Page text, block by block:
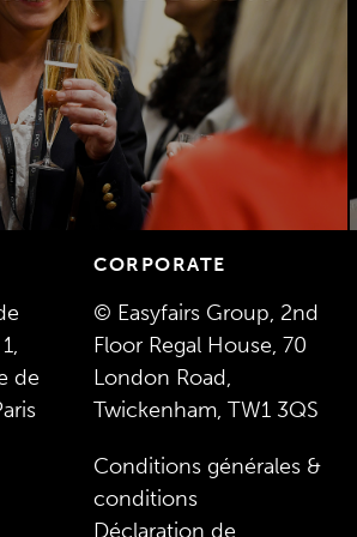
et à permettre vos
packaging.
LE SALON
de
CORPORATE
© Easyfairs Group, 2nd
Floor Regal House, 70
London Road,
Twickenham, TW1 3QS
Conditions générales &
conditions
Déclaration de